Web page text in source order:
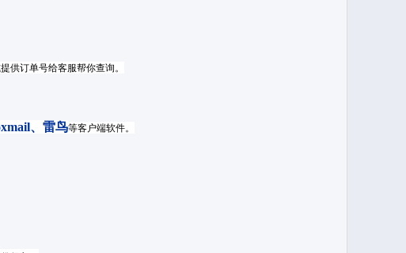
提供订单号给客服帮你查询。
、 雷鸟等客户端软件。